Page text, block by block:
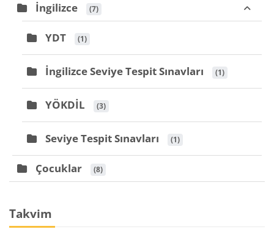
İngilizce (7)
YDT (1)
İngilizce Seviye Tespit Sınavları (1)
YÖKDİL (3)
Seviye Tespit Sınavları (1)
Çocuklar (8)
Bloklar
Takvim